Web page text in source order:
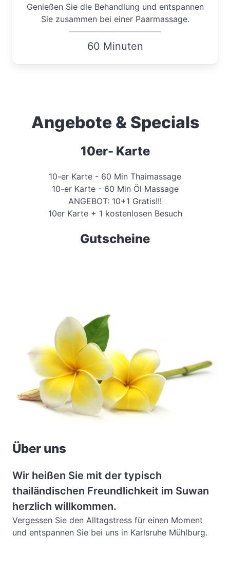
Genießen Sie die Behandlung und entspannen
Sie zusammen bei einer Paarmassage.
60 Minuten
Angebote & Specials
10er- Karte
10-er Karte - 60 Min Thaimassage
10-er Karte - 60 Min Öl Massage
ANGEBOT: 10+1 Gratis!!!
10er Karte + 1 kostenlosen Besuch
Gutscheine
Über uns
Wir heißen Sie mit der typisch
thailändischen Freundlichkeit im Suwan
herzlich willkommen.
Vergessen Sie den Alltagstress für einen Moment
und entspannen Sie bei uns in Karlsruhe Mühlburg.